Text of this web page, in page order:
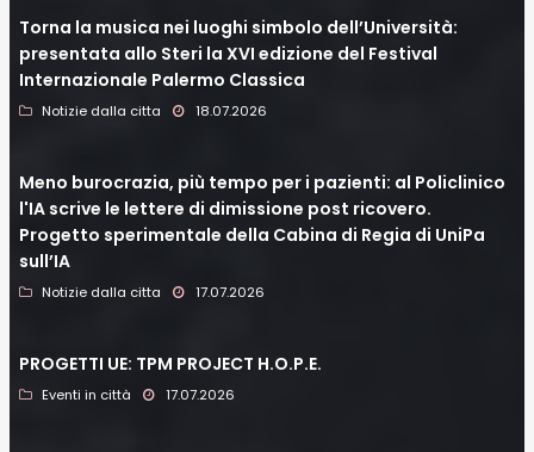
Torna la musica nei luoghi simbolo dell’Università:
presentata allo Steri la XVI edizione del Festival
Internazionale Palermo Classica
Notizie dalla citta 18.07.2026
Meno burocrazia, più tempo per i pazienti: al Policlinico
l'IA scrive le lettere di dimissione post ricovero.
Progetto sperimentale della Cabina di Regia di UniPa
sull’IA
Notizie dalla citta 17.07.2026
PROGETTI UE: TPM PROJECT H.O.P.E.
Eventi in città 17.07.2026